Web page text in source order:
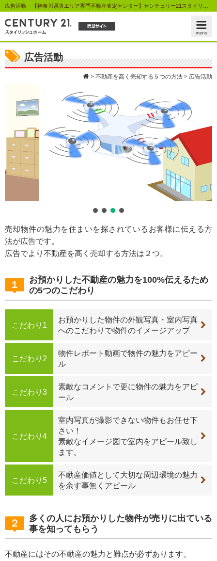
広告活動
> 不動産を高く売却する５つの方法 > 広告活動
売却物件の魅力を住まいを探されているお客様に伝える方
法が広告です。
広告でより不動産を高く売却する方法は２つ。
１
お預かりした不動産の魅力を100%伝えるため
の5つのこだわり
こだわり1
お預かりした物件の外観写真・室内写真
へのこだわりで物件のイメージアップ
こだわり2
物件レポート動画で物件の魅力をアピー
ル
こだわり3
素敵なコメントで更に物件の魅力をアピ
ール
こだわり4
室内写真が撮影できない物件もお任せ下
さい！
素敵なイメージ図で室内をアピール致し
ます。
こだわり5
不動産価値として大切な周辺環境の魅力
を余す事無くアピール
２
多くの人にお預かりした物件が売りに出ている
事を知ってもらう
不動産にはその不動産の魅力と難点が必ずあります。